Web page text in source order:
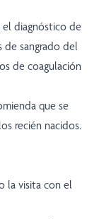
diagnóstico de
de sangrado del
de coagulación
que se
recién nacidos.
la visita con el